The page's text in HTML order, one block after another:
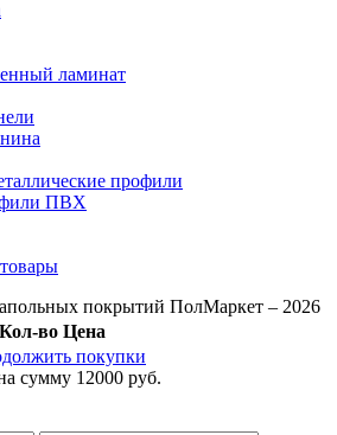
ламинат
профили
ПВХ
покрытий ПолМаркет – 2026
Кол-во Цена
покупки
сумму 12000 руб.